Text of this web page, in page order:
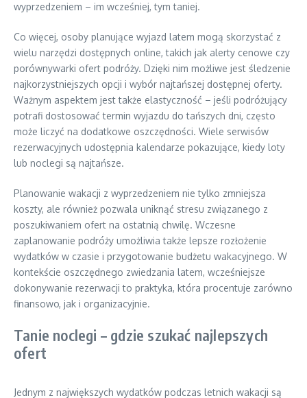
wyprzedzeniem – im wcześniej, tym taniej.
Co więcej, osoby planujące wyjazd latem mogą skorzystać z
wielu narzędzi dostępnych online, takich jak alerty cenowe czy
porównywarki ofert podróży. Dzięki nim możliwe jest śledzenie
najkorzystniejszych opcji i wybór najtańszej dostępnej oferty.
Ważnym aspektem jest także elastyczność – jeśli podróżujący
potrafi dostosować termin wyjazdu do tańszych dni, często
może liczyć na dodatkowe oszczędności. Wiele serwisów
rezerwacyjnych udostępnia kalendarze pokazujące, kiedy loty
lub noclegi są najtańsze.
Planowanie wakacji z wyprzedzeniem nie tylko zmniejsza
koszty, ale również pozwala uniknąć stresu związanego z
poszukiwaniem ofert na ostatnią chwilę. Wczesne
zaplanowanie podróży umożliwia także lepsze rozłożenie
wydatków w czasie i przygotowanie budżetu wakacyjnego. W
kontekście oszczędnego zwiedzania latem, wcześniejsze
dokonywanie rezerwacji to praktyka, która procentuje zarówno
finansowo, jak i organizacyjnie.
Tanie noclegi – gdzie szukać najlepszych
ofert
Jednym z największych wydatków podczas letnich wakacji są